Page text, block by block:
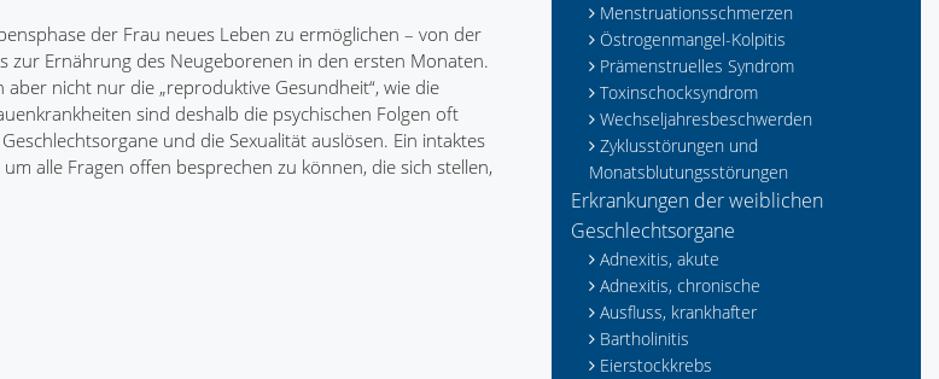
der Frau neues Leben zu ermöglichen – von der
zur Ernährung des Neugeborenen in den ersten Monaten.
nicht nur die „reproduktive Gesundheit“, wie die
sind deshalb die psychischen Folgen oft
und die Sexualität auslösen. Ein intaktes
alle Fragen offen besprechen zu können, die sich stellen,
Menstruationsschmerzen
Östrogenmangel-Kolpitis
Prämenstruelles Syndrom
Toxinschocksyndrom
Wechseljahresbeschwerden
Zyklusstörungen und
Monatsblutungsstörungen
Erkrankungen der weiblichen
Geschlechtsorgane
Adnexitis, akute
Adnexitis, chronische
Ausfluss, krankhafter
Bartholinitis
Eierstockkrebs